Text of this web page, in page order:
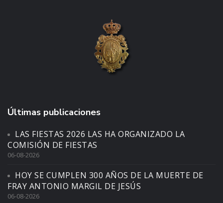
Últimas publicaciones
LAS FIESTAS 2026 LAS HA ORGANIZADO LA
COMISIÓN DE FIESTAS
06-08-2026
HOY SE CUMPLEN 300 AÑOS DE LA MUERTE DE
FRAY ANTONIO MARGIL DE JESÚS
06-08-2026